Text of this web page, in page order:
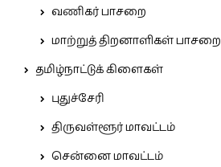
வணிகர் பாசறை
மாற்றுத் திறனாளிகள் பாசறை
தமிழ்நாட்டுக் கிளைகள்
புதுச்சேரி
திருவள்ளூர் மாவட்டம்
சென்னை மாவட்டம்